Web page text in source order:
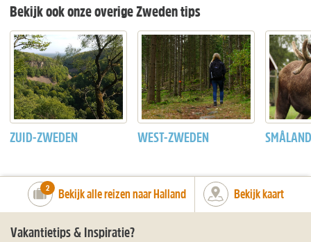
Bekijk ook onze overige Zweden tips
ZUID-ZWEDEN WEST-ZWEDEN SMÅLAND
number_of_trips:
2 Bekijk alle reizen naar Halland Bekijk kaart
Vakantietips & Inspiratie?